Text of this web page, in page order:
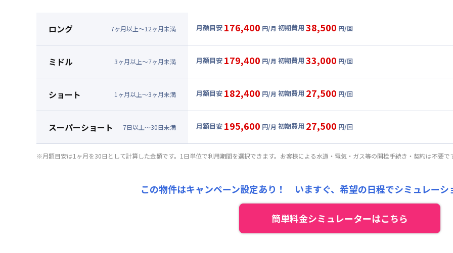
ロング 7ヶ月以上～12ヶ月未満 月額目安 176,400 円/月 初期費用 38,500 円/回
126,000円/月 (4,200円/日)
光熱費他 : 24,000円/月 (800円/日) (税抜)
清掃料他 : 30,000円/回 (税抜)
その他費用 :
初期費用
契約事務手数料 : 5,000円/回 (税抜)
ミドル 3ヶ月以上～7ヶ月未満 月額目安 179,400 円/月 初期費用 33,000 円/回
129,000円/月 (4,300円/日)
光熱費他 : 24,000円/月 (800円/日) (税抜)
清掃料他 : 25,000円/回 (税抜)
その他費用 :
管理費: 24,000円/月 (800円/日)
ショート 1 ヶ月以上～3ヶ月未満 月額目安 182,400 円/月 初期費用 27,500 円/回
132,000円/月 (4,400円/日)
光熱費他 : 24,000円/月 (800円/日) (税抜)
清掃料他 : 20,000円/回 (税抜)
管理費
24,000円/月 (800円/日)
契約事務手数料 : 5,000円/回 (税抜)
スーパーショート 7日以上～30日未満 月額目安 195,600 円/月 初期費用 27,500 円/回
月額賃料目安(30日利用)
清掃料他 : 20,000円/回 (税抜)
24,000円/月 (800円/日)
※月額目安は1ヶ月を30日として計算した金額です。1日単位で利用期間を選択できます。お客様による水道・電気・ガス等の開栓手続き・契約は不要で
この物件はキャンペーン設定あり！ いますぐ、 希望の日程でシミュレーシ
簡単料金シミュレーターはこちら